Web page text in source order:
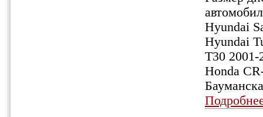
Hyundai
Hyundai
T30 2001-
Honda